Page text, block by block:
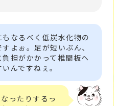
なるべく低炭水化物の
よぉ。足が短いぶん、
担がかかって椎間板ヘ
んですねぇ。
ったりするっ